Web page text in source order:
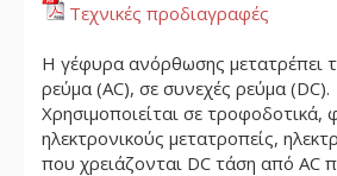
Τεχνικές προδιαγραφές
Η γέφυρα ανόρθωσης μετατρέπει
ρεύμα (AC), σε συνεχές ρεύμα (DC).
Χρησιμοποιείται σε τροφοδοτικά,
ηλεκτρονικούς μετατροπείς,
που χρειάζονται DC τάση από AC